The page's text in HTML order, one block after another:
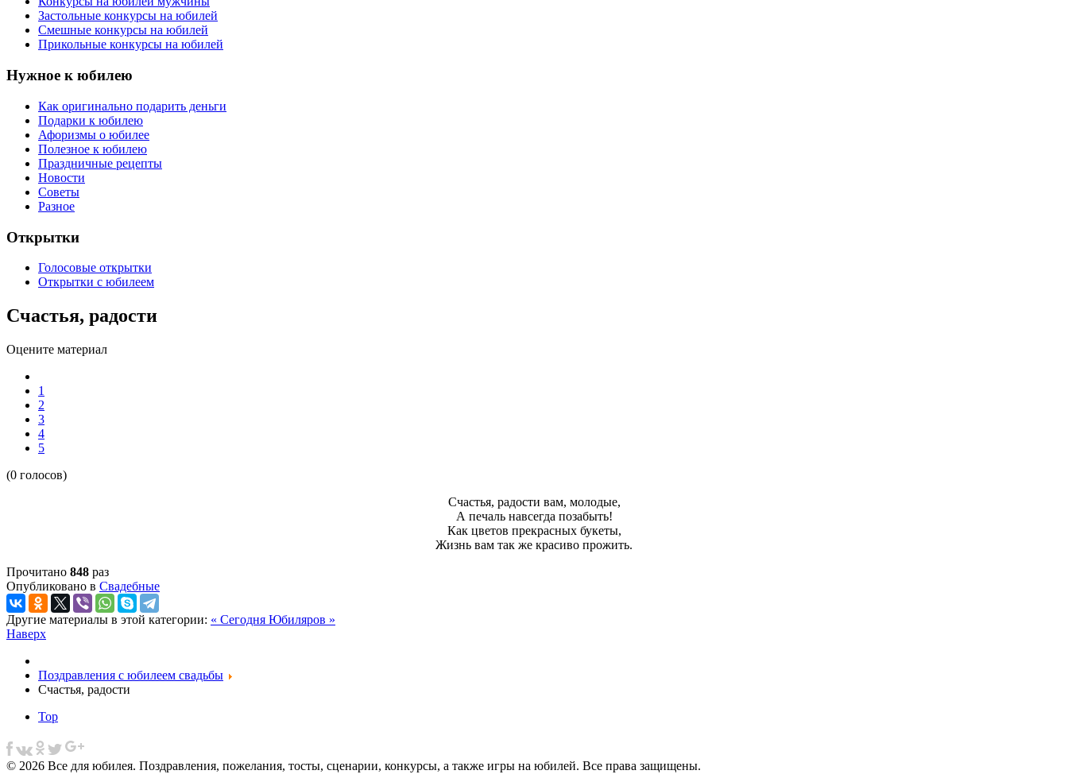
Застольные конкурсы на юбилей
Смешные конкурсы на юбилей
Прикольные конкурсы на юбилей
Нужное к юбилею
Как оригинально подарить деньги
Подарки к юбилею
Афоризмы о юбилее
Полезное к юбилею
Праздничные рецепты
Новости
Советы
Разное
Открытки
Голосовые открытки
Открытки с юбилеем
Счастья, радости
Оцените материал
1
2
3
4
5
(0 голосов)
Счастья, радости вам, молодые,
А печаль навсегда позабыть!
Как цветов прекрасных букеты,
Жизнь вам так же красиво прожить.
Прочитано 848 раз
Опубликовано в Свадебные
Другие материалы в этой категории: « Сегодня Юбиляров »
Наверх
Поздравления с юбилеем свадьбы
Счастья, радости
Top
© 2026 Все для юбилея. Поздравления, пожелания, тосты, сценарии, конкурсы, а также игры на юбилей. Все права защищены.